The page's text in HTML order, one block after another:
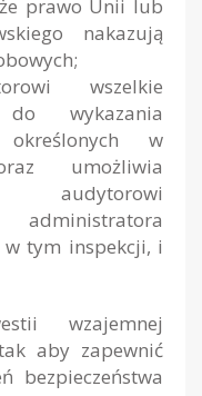
prawo Unii lub
nakazują
wszelkie
wykazania
określonych w
umożliwia
audytorowi
tym inspekcji, i
wzajemnej
aby zapewnić
bezpieczeństwa